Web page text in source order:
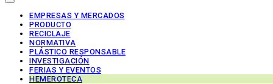
EMPRESAS Y MERCADOS
PRODUCTO
RECICLAJE
NORMATIVA
PLÁSTICO RESPONSABLE
INVESTIGACIÓN
FERIAS Y EVENTOS
HEMEROTECA